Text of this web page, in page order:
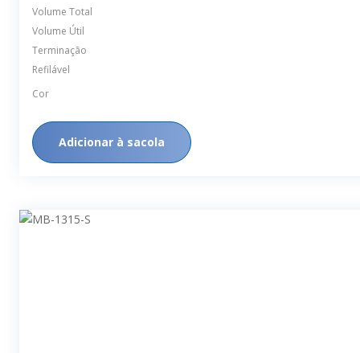
Volume Útil
Terminação
Refilável
Cor
Adicionar à sacola